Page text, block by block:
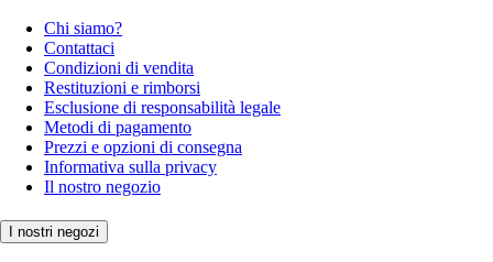
Chi siamo?
Contattaci
Condizioni di vendita
Restituzioni e rimborsi
Esclusione di responsabilità legale
Metodi di pagamento
Prezzi e opzioni di consegna
Informativa sulla privacy
Il nostro negozio
I nostri negozi